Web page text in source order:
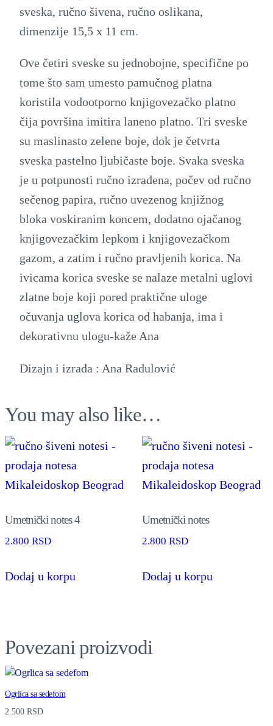
sveska, ručno šivena, ručno oslikana,
dimenzije 15,5 x 11 cm.
Ove četiri sveske su jednobojne, specifične po
tome što sam umesto pamučnog platna
koristila vodootporno knjigovezačko platno
čija površina imitira laneno platno. Tri sveske
su maslinasto zelene boje, dok je četvrta
sveska pastelno ljubičaste boje. Svaka sveska
je u potpunosti ručno izrađena, počev od ručno
sečenog papira, ručno uvezenog knjižnog
bloka voskiranim koncem, dodatno ojačanog
knjigovezačkim lepkom i knjigovezačkom
gazom, a zatim i ručno pravljenih korica. Na
ivicama korica sveske se nalaze metalni uglovi
zlatne boje koji pored praktične uloge
očuvanja uglova korica od habanja, ima i
dekorativnu ulogu-kaže Ana
Dizajn i izrada : Ana Radulović
You may also like…
Umetnički notes 4
2.800 RSD
Dodaj u korpu
Umetnički notes
2.800 RSD
Dodaj u korpu
Povezani proizvodi
Ogrlica sa sedefom
2.500 RSD